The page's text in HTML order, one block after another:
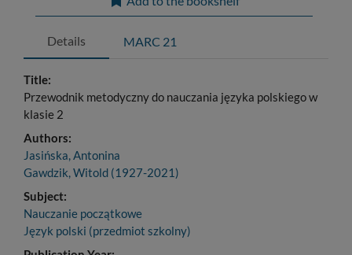
Details MARC 21
Title:
Przewodnik metodyczny do nauczania języka polskiego w
klasie 2
Authors:
Jasińska, Antonina
Gawdzik, Witold (1927-2021)
Subject:
Nauczanie początkowe
Język polski (przedmiot szkolny)